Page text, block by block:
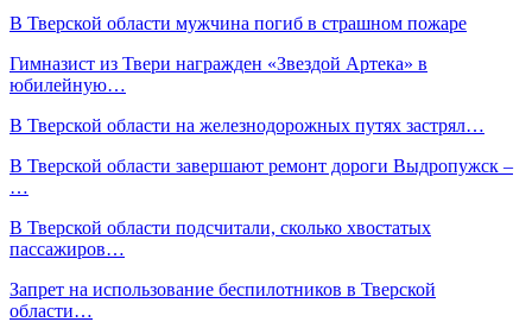
В Тверской области мужчина погиб в страшном пожаре
Гимназист из Твери награжден «Звездой Артека» в
юбилейную…
В Тверской области на железнодорожных путях застрял…
В Тверской области завершают ремонт дороги Выдропужск –
…
В Тверской области подсчитали, сколько хвостатых
пассажиров…
Запрет на использование беспилотников в Тверской
области…